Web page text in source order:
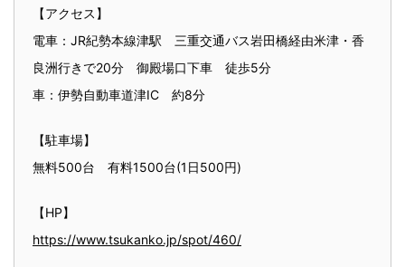
【アクセス】
電車：JR紀勢本線津駅 三重交通バス岩田橋経由米津・香
良洲行きで20分 御殿場口下車 徒歩5分
車：伊勢自動車道津IC 約8分
【駐車場】
無料500台 有料1500台(1日500円)
【HP】
https://www.tsukanko.jp/spot/460/